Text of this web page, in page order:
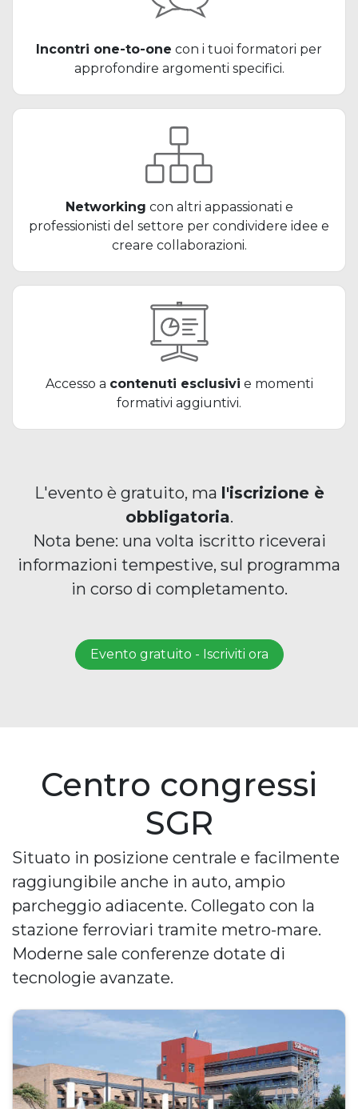
Incontri one-to-one con i tuoi formatori per
approfondire argomenti specifici.
Networking con altri appassionati e
professionisti del settore per condividere idee e
creare collaborazioni.
Accesso a contenuti esclusivi e momenti
formativi aggiuntivi.
L'evento è gratuito, ma l'iscrizione è
obbligatoria.
Nota bene: una volta iscritto riceverai
informazioni tempestive, sul programma
in corso di completamento.
Evento gratuito - Iscriviti ora
Centro congressi
SGR
Situato in posizione centrale e facilmente
raggiungibile anche in auto, ampio
parcheggio adiacente. Collegato con la
stazione ferroviari tramite metro-mare.
Moderne sale conferenze dotate di
tecnologie avanzate.